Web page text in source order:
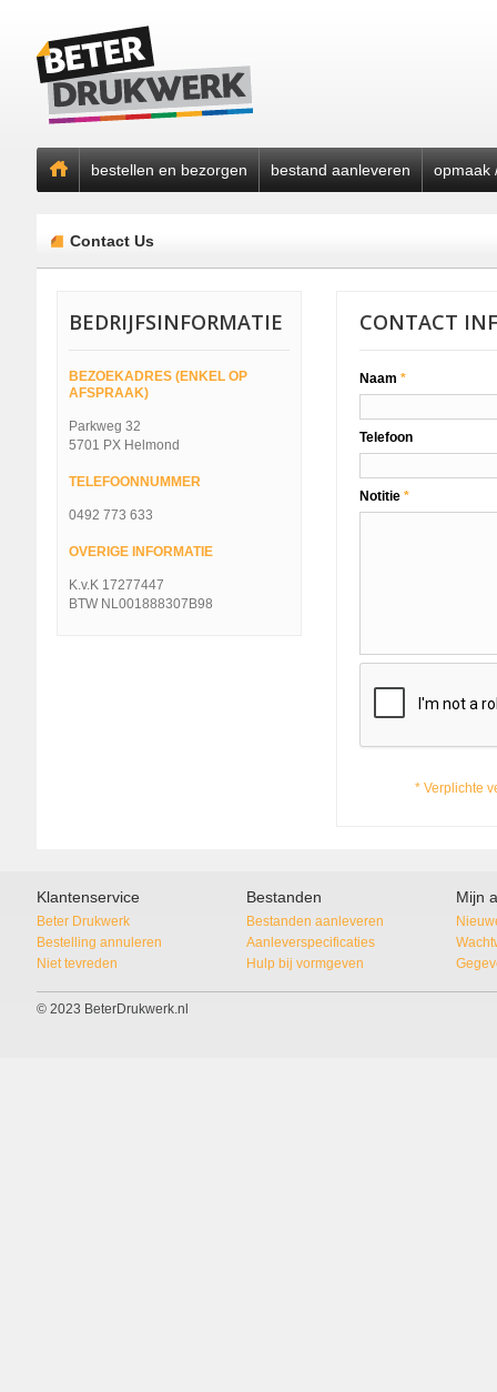
bestellen en bezorgen bestand aanleveren opmaak
Contact Us
BEDRIJFSINFORMATIE
BEZOEKADRES (ENKEL OP
AFSPRAAK)
Parkweg 32
5701 PX Helmond
TELEFOONNUMMER
0492 773 633
OVERIGE INFORMATIE
K.v.K 17277447
BTW NL001888307B98
CONTACT
*
Naam
Telefoon
*
Notitie
* Verplichte
Klantenservice
Beter Drukwerk
Bestelling annuleren
Niet tevreden
Bestanden
Bestanden aanleveren
Aanleverspecificaties
Hulp bij vormgeven
Mijn
© 2023 BeterDrukwerk.nl